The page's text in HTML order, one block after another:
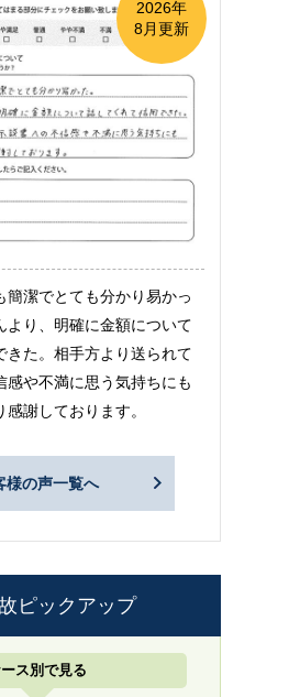
2026年
8月更新
簡潔でとても分かり易かっ
より、明確に金額について
きた。相手方より送られて
感や不満に思う気持ちにも
謝しております。
様の声一覧へ
ピックアップ
ス別で見る